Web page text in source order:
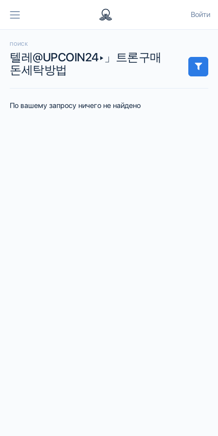
Войти
ПОИСК
텔레@UPCOIN24▸」트론구매
돈세탁방법
По вашему запросу ничего не найдено